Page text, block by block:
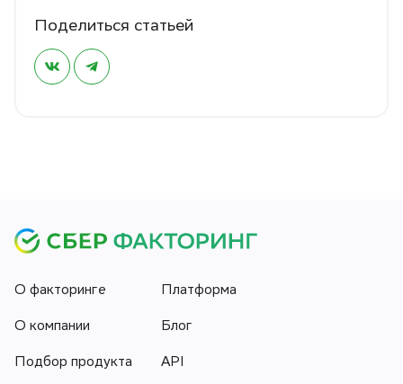
Поделиться статьей
О факторинге
О компании
Подбор продукта
Платформа
Блог
API